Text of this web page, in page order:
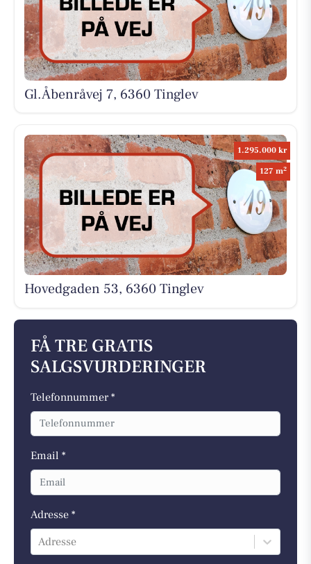
Gl.Åbenråvej 7, 6360 Tinglev
1.295.000 kr
127 m2
Hovedgaden 53, 6360 Tinglev
FÅ TRE GRATIS
SALGSVURDERINGER
Telefonnummer *
Email *
Adresse *
Adresse